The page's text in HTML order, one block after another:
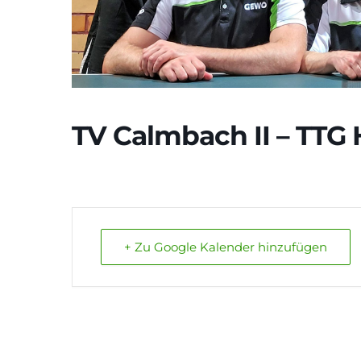
TV Calmbach II – TTG
+ Zu Google Kalender hinzufügen